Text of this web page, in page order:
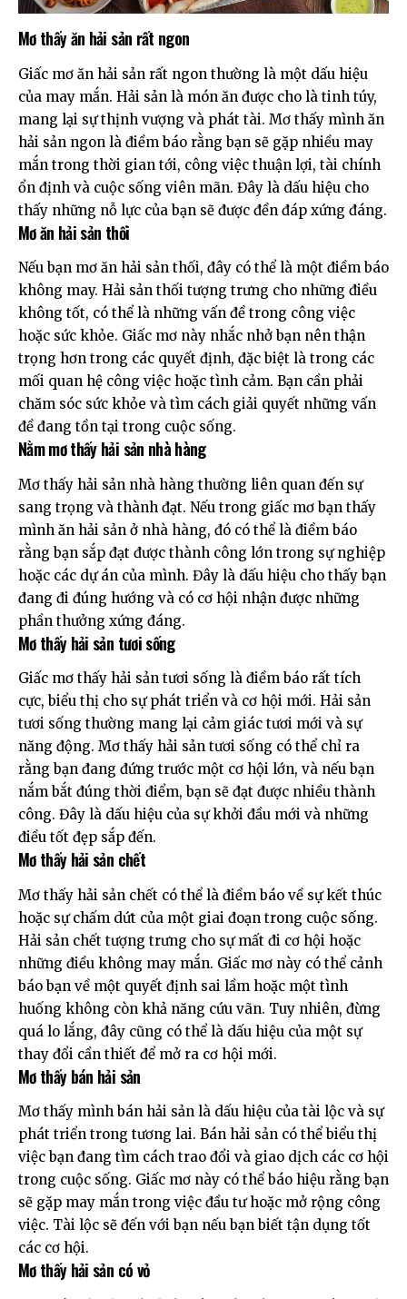
Mơ thấy ăn hải sản rất ngon
Giấc mơ ăn hải sản rất ngon thường là một dấu hiệu
của may mắn. Hải sản là món ăn được cho là tinh túy,
mang lại sự thịnh vượng và phát tài. Mơ thấy mình ăn
hải sản ngon là điềm báo rằng bạn sẽ gặp nhiều may
mắn trong thời gian tới, công việc thuận lợi, tài chính
ổn định và cuộc sống viên mãn. Đây là dấu hiệu cho
thấy những nỗ lực của bạn sẽ được đền đáp xứng đáng.
Mơ ăn hải sản thối
Nếu bạn mơ ăn hải sản thối, đây có thể là một điềm báo
không may. Hải sản thối tượng trưng cho những điều
không tốt, có thể là những vấn đề trong công việc
hoặc sức khỏe. Giấc mơ này nhắc nhở bạn nên thận
trọng hơn trong các quyết định, đặc biệt là trong các
mối quan hệ công việc hoặc tình cảm. Bạn cần phải
chăm sóc sức khỏe và tìm cách giải quyết những vấn
đề đang tồn tại trong cuộc sống.
Nằm mơ thấy hải sản nhà hàng
Mơ thấy hải sản nhà hàng thường liên quan đến sự
sang trọng và thành đạt. Nếu trong giấc mơ bạn thấy
mình ăn hải sản ở nhà hàng, đó có thể là điềm báo
rằng bạn sắp đạt được thành công lớn trong sự nghiệp
hoặc các dự án của mình. Đây là dấu hiệu cho thấy bạn
đang đi đúng hướng và có cơ hội nhận được những
phần thưởng xứng đáng.
Mơ thấy hải sản tươi sống
Giấc mơ thấy hải sản tươi sống là điềm báo rất tích
cực, biểu thị cho sự phát triển và cơ hội mới. Hải sản
tươi sống thường mang lại cảm giác tươi mới và sự
năng động. Mơ thấy hải sản tươi sống có thể chỉ ra
rằng bạn đang đứng trước một cơ hội lớn, và nếu bạn
nắm bắt đúng thời điểm, bạn sẽ đạt được nhiều thành
công. Đây là dấu hiệu của sự khởi đầu mới và những
điều tốt đẹp sắp đến.
Mơ thấy hải sản chết
Mơ thấy hải sản chết có thể là điềm báo về sự kết thúc
hoặc sự chấm dứt của một giai đoạn trong cuộc sống.
Hải sản chết tượng trưng cho sự mất đi cơ hội hoặc
những điều không may mắn. Giấc mơ này có thể cảnh
báo bạn về một quyết định sai lầm hoặc một tình
huống không còn khả năng cứu vãn. Tuy nhiên, đừng
quá lo lắng, đây cũng có thể là dấu hiệu của một sự
thay đổi cần thiết để mở ra cơ hội mới.
Mơ thấy bán hải sản
Mơ thấy mình bán hải sản là dấu hiệu của tài lộc và sự
phát triển trong tương lai. Bán hải sản có thể biểu thị
việc bạn đang tìm cách trao đổi và giao dịch các cơ hội
trong cuộc sống. Giấc mơ này có thể báo hiệu rằng bạn
sẽ gặp may mắn trong việc đầu tư hoặc mở rộng công
việc. Tài lộc sẽ đến với bạn nếu bạn biết tận dụng tốt
các cơ hội.
Mơ thấy hải sản có vỏ